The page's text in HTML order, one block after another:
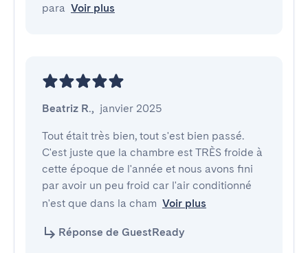
para Voir plus
Beatriz R., janvier 2025
Tout était très bien, tout s'est bien passé.
C'est juste que la chambre est TRÈS froide à
cette époque de l'année et nous avons fini
par avoir un peu froid car l'air conditionné
n'est que dans la cham Voir plus
Réponse de GuestReady